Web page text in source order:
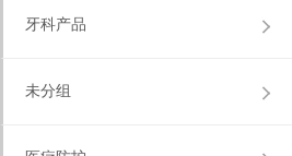
牙科产品
未分组